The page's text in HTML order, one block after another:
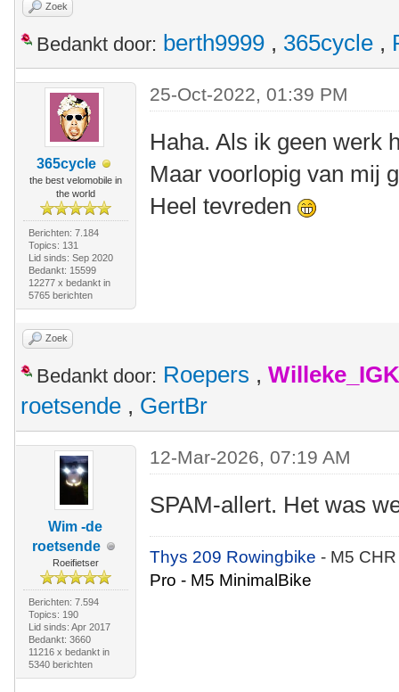
Zoek
Bedankt door: berth9999 , 365cycle ,
365cycle
the best velomobile in
the world
Berichten: 7.184
Topics: 131
Lid sinds: Sep 2020
Bedankt: 15599
12277 x bedankt in
5765 berichten
25-Oct-2022, 01:39 PM
Haha. Als ik geen werk
Maar voorlopig van mij
Heel tevreden
Zoek
Bedankt door: Roepers ,
roetsende , GertBr
Wim -de
roetsende
Roeifietser
Berichten: 7.594
Topics: 190
Lid sinds: Apr 2017
Bedankt: 3660
11216 x bedankt in
5340 berichten
12-Mar-2026, 07:19 AM
SPAM-allert. Het was
Thys 209 Rowingbike- M5
Pro - M5 MinimalBike